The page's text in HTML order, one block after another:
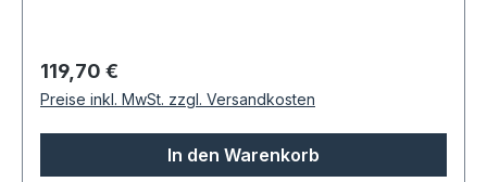
Regulärer Preis:
119,70 €
Preise inkl. MwSt. zzgl. Versandkosten
In den Warenkorb